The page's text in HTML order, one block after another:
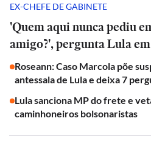
EX-CHEFE DE GABINETE
'Quem aqui nunca pediu
amigo?', pergunta Lula
Roseann: Caso Marcola põe
antessala de Lula e deixa 7
Lula sanciona MP do frete e
caminhoneiros bolsonaristas